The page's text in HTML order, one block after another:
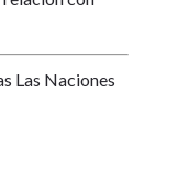
Las Naciones